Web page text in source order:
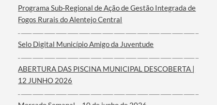
Filtros
Programa Sub-Regional de Ação de Gestão Integrada de
Fogos Rurais do Alentejo Central
Selo Digital Município Amigo da Juventude
ABERTURA DAS PISCINA MUNICIPAL DESCOBERTA |
12 JUNHO 2026